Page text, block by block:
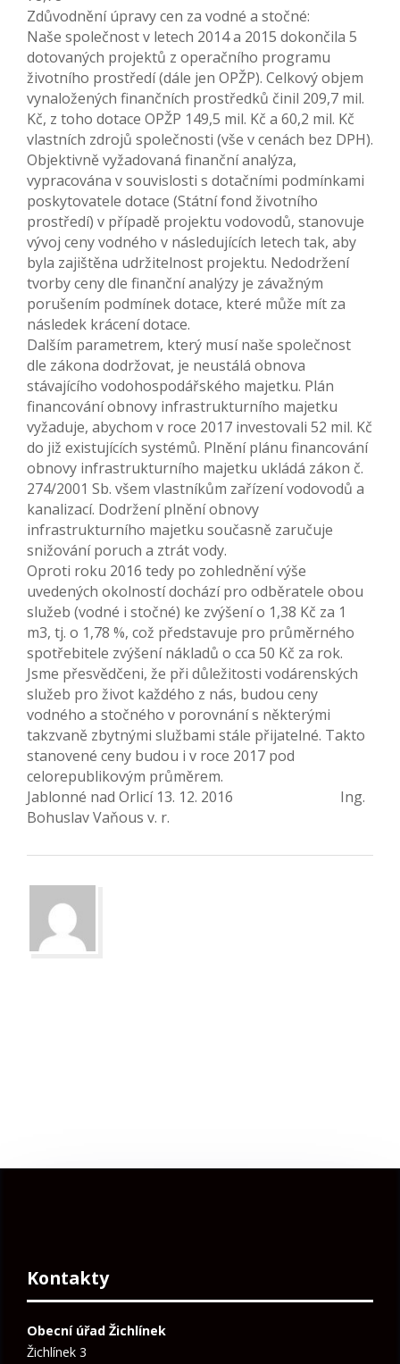
Zdůvodnění úpravy cen za vodné a stočné:
Naše společnost v letech 2014 a 2015 dokončila 5
dotovaných projektů z operačního programu
životního prostředí (dále jen OPŽP). Celkový objem
vynaložených finančních prostředků činil 209,7 mil.
Kč, z toho dotace OPŽP 149,5 mil. Kč a 60,2 mil. Kč
vlastních zdrojů společnosti (vše v cenách bez DPH).
Objektivně vyžadovaná finanční analýza,
vypracována v souvislosti s dotačními podmínkami
poskytovatele dotace (Státní fond životního
prostředí) v případě projektu vodovodů, stanovuje
vývoj ceny vodného v následujících letech tak, aby
byla zajištěna udržitelnost projektu. Nedodržení
tvorby ceny dle finanční analýzy je závažným
porušením podmínek dotace, které může mít za
následek krácení dotace.
Dalším parametrem, který musí naše společnost
dle zákona dodržovat, je neustálá obnova
stávajícího vodohospodářského majetku. Plán
financování obnovy infrastrukturního majetku
vyžaduje, abychom v roce 2017 investovali 52 mil. Kč
do již existujících systémů. Plnění plánu financování
obnovy infrastrukturního majetku ukládá zákon č.
274/2001 Sb. všem vlastníkům zařízení vodovodů a
kanalizací. Dodržení plnění obnovy
infrastrukturního majetku současně zaručuje
snižování poruch a ztrát vody.
Oproti roku 2016 tedy po zohlednění výše
uvedených okolností dochází pro odběratele obou
služeb (vodné i stočné) ke zvýšení o 1,38 Kč za 1
m3, tj. o 1,78 %, což představuje pro průměrného
spotřebitele zvýšení nákladů o cca 50 Kč za rok.
Jsme přesvědčeni, že při důležitosti vodárenských
služeb pro život každého z nás, budou ceny
vodného a stočného v porovnání s některými
takzvaně zbytnými službami stále přijatelné. Takto
stanovené ceny budou i v roce 2017 pod
celorepublikovým průměrem.
Jablonné nad Orlicí 13. 12. 2016 Ing.
Bohuslav Vaňous v. r.
Kontakty
Obecní úřad Žichlínek
Žichlínek 3